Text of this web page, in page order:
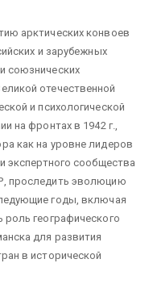
арктических конвоев
и зарубежных
союзнических
отечественной
и психологической
на фронтах в 1942 г.,
как на уровне лидеров
экспертного сообщества
проследить эволюцию
годы, включая
географического
для развития
в исторической